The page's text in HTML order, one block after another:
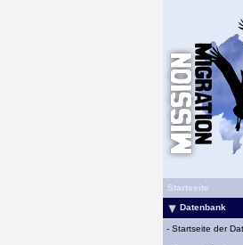
Startseite
Datenbank
- Startseite der